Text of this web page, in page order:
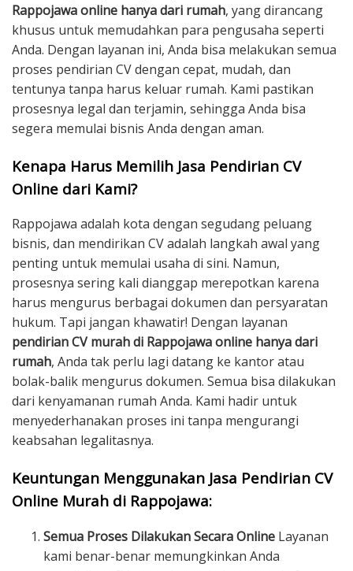
Rappojawa online hanya dari rumah, yang dirancang
khusus untuk memudahkan para pengusaha seperti
Anda. Dengan layanan ini, Anda bisa melakukan semua
proses pendirian CV dengan cepat, mudah, dan
tentunya tanpa harus keluar rumah. Kami pastikan
prosesnya legal dan terjamin, sehingga Anda bisa
segera memulai bisnis Anda dengan aman.
Kenapa Harus Memilih Jasa Pendirian CV
Online dari Kami?
Rappojawa adalah kota dengan segudang peluang
bisnis, dan mendirikan CV adalah langkah awal yang
penting untuk memulai usaha di sini. Namun,
prosesnya sering kali dianggap merepotkan karena
harus mengurus berbagai dokumen dan persyaratan
hukum. Tapi jangan khawatir! Dengan layanan
pendirian CV murah di Rappojawa online hanya dari
rumah, Anda tak perlu lagi datang ke kantor atau
bolak-balik mengurus dokumen. Semua bisa dilakukan
dari kenyamanan rumah Anda. Kami hadir untuk
menyederhanakan proses ini tanpa mengurangi
keabsahan legalitasnya.
Keuntungan Menggunakan Jasa Pendirian CV
Online Murah di Rappojawa:
Semua Proses Dilakukan Secara Online Layanan
kami benar-benar memungkinkan Anda